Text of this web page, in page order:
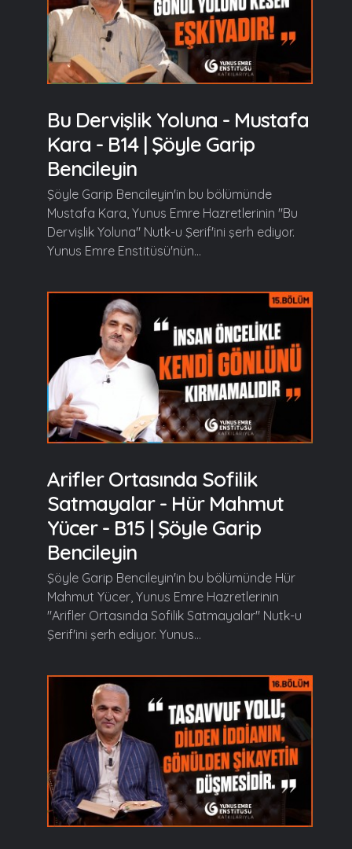
Bu Dervişlik Yoluna - Mustafa
Kara - B14 | Şöyle Garip
Bencileyin
Şöyle Garip Bencileyin'in bu bölümünde
Mustafa Kara, Yunus Emre Hazretlerinin "Bu
Dervişlik Yoluna" Nutk-u Şerif'ini şerh ediyor.
Yunus Emre Enstitüsü'nün...
Arifler Ortasında Sofilik
Satmayalar - Hür Mahmut
Yücer - B15 | Şöyle Garip
Bencileyin
Şöyle Garip Bencileyin'in bu bölümünde Hür
Mahmut Yücer, Yunus Emre Hazretlerinin
"Arifler Ortasında Sofilik Satmayalar" Nutk-u
Şerif'ini şerh ediyor. Yunus...